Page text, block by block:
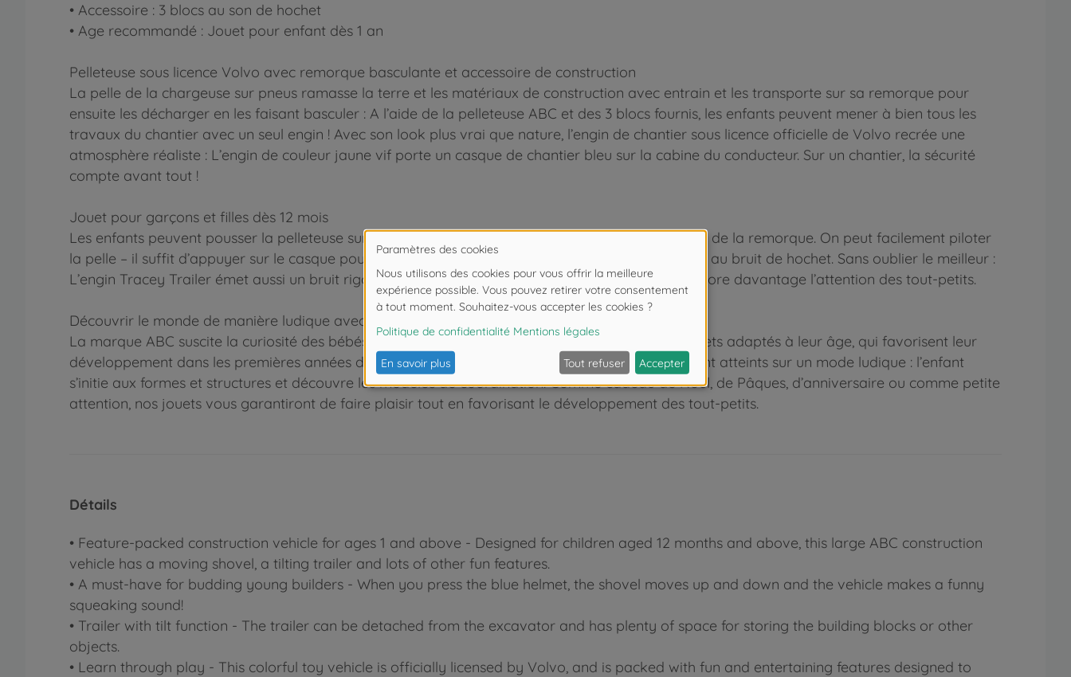
• Accessoire : 3 blocs au son de hochet
• Age recommandé : Jouet pour enfant dès 1 an
Pelleteuse sous licence Volvo avec remorque basculante et accessoire de construction
La pelle de la chargeuse sur pneus ramasse la terre et les matériaux de construction avec entrain et les transporte sur sa remorque pour
ensuite les décharger en les faisant basculer : A l’aide de la pelleteuse ABC et des 3 blocs fournis, les enfants peuvent mener à bien tous les
travaux du chantier avec un seul engin ! Avec son look plus vrai que nature, l’engin de chantier sous licence officielle de Volvo recrée une
atmosphère réaliste : L’engin de couleur jaune vif porte un casque de chantier bleu sur la cabine du conducteur. Sur un chantier, la sécurité
compte avant tout !
Jouet pour garçons et filles dès 12 mois
Les enfants peuvent pousser la pelleteuse sur le sol grâce aux roues libres et peuvent la détacher de la remorque. On peut facilement piloter
la pelle – il suffit d’appuyer sur le casque pour la faire bouger de haut en bas et charger les blocs au bruit de hochet. Sans oublier le meilleur :
L’engin Tracey Trailer émet aussi un bruit rigolo lorsqu’on appuie sur le casque, ce qui stimule encore davantage l’attention des tout-petits.
Découvrir le monde de manière ludique avec ABC !
La marque ABC suscite la curiosité des bébés et des jeunes enfants de 12 à 36 mois avec des jouets adaptés à leur âge, qui favorisent leur
développement dans les premières années de leur vie. Les premiers objectifs d’apprentissage sont atteints sur un mode ludique : l’enfant
s’initie aux formes et structures et découvre les modèles de coordination. Comme cadeau de Noël, de Pâques, d’anniversaire ou comme petite
attention, nos jouets vous garantiront de faire plaisir tout en favorisant le développement des tout-petits.
Détails
• Feature-packed construction vehicle for ages 1 and above - Designed for children aged 12 months and above, this large ABC construction
vehicle has a moving shovel, a tilting trailer and lots of other fun features.
• A must-have for budding young builders - When you press the blue helmet, the shovel moves up and down and the vehicle makes a funny
squeaking sound!
• Trailer with tilt function - The trailer can be detached from the excavator and has plenty of space for storing the building blocks or other
objects.
• Learn through play - This colorful toy vehicle is officially licensed by Volvo, and is packed with fun and entertaining features designed to